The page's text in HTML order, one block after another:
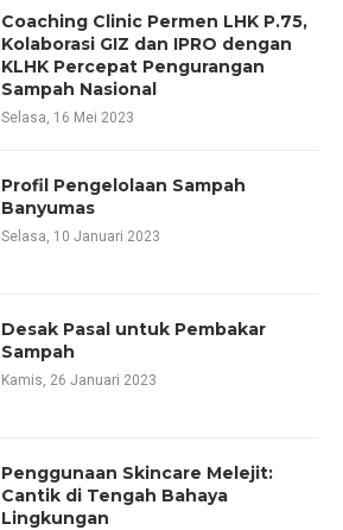
Coaching Clinic Permen LHK P.75,
Kolaborasi GIZ dan IPRO dengan
KLHK Percepat Pengurangan
Sampah Nasional
Selasa, 16 Mei 2023
Profil Pengelolaan Sampah
Banyumas
Selasa, 10 Januari 2023
Desak Pasal untuk Pembakar
Sampah
Kamis, 26 Januari 2023
Penggunaan Skincare Melejit:
Cantik di Tengah Bahaya
Lingkungan